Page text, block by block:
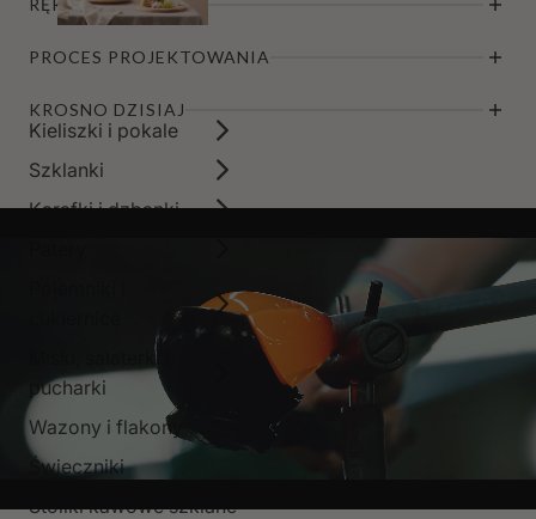
Kieliszki i pokale
Szklanki
Karafki i dzbanki
Miski, salaterki i
pucharki
Wazony i flakony
Świeczniki
Stoliki kawowe szklane
RĘKODZIEŁO
PROCES PROJEKTOWANIA
KROSNO DZISIAJ